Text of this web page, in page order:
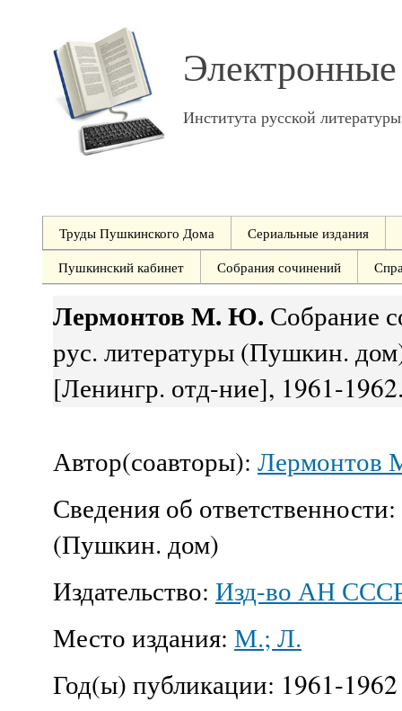
Института русской
Труды Пушкинского Дома
Сериальные издания
Пушкинский кабинет
Собрания сочинений
Лермонтов М. Ю. Собрание
рус. литературы (Пушкин.
[Ленингр. отд-ние], 1961-
Автор(соавторы):
Сведения об ответственности:
(Пушкин. дом)
Издательство: Изд-во АН
Место издания: М.; Л.
Год(ы) публикации: 1961-1962